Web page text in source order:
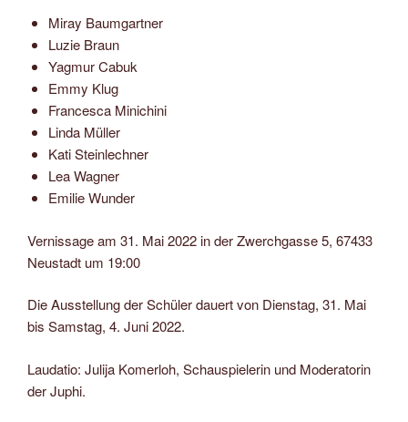
Miray Baumgartner
Luzie Braun
Yagmur Cabuk
Emmy Klug
Francesca Minichini
Linda Müller
Kati Steinlechner
Lea Wagner
Emilie Wunder
Vernissage am 31. Mai 2022 in der Zwerchgasse 5, 67433
Neustadt um 19:00
Die Ausstellung der Schüler dauert von Dienstag, 31. Mai
bis Samstag, 4. Juni 2022.
Laudatio: Julija Komerloh, Schauspielerin und Moderatorin
der Juphi.